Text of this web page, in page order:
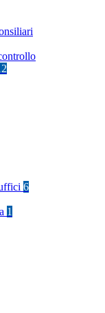
6
1